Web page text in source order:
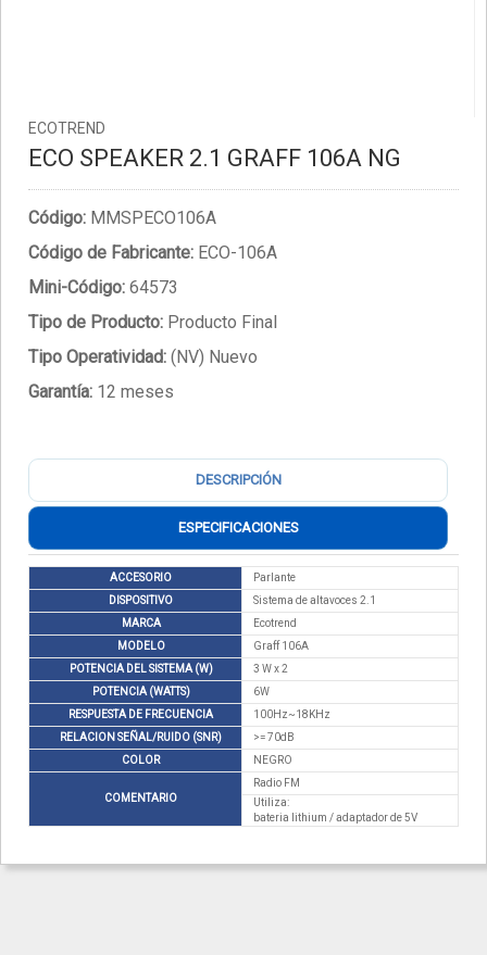
ECOTREND
ECO SPEAKER 2.1 GRAFF 106A NG
Código: MMSPECO106A
Código de Fabricante: ECO-106A
Mini-Código: 64573
Tipo de Producto: Producto Final
Tipo Operatividad: (NV) Nuevo
Garantía: 12 meses
DESCRIPCIÓN
ESPECIFICACIONES
ACCESORIO
Parlante
DISPOSITIVO
Sistema de altavoces 2.1
MARCA
Ecotrend
MODELO
Graff 106A
POTENCIA DEL SISTEMA (W)
3 W x 2
POTENCIA (WATTS)
6W
RESPUESTA DE FRECUENCIA
100Hz~18KHz
RELACION SEÑAL/RUIDO (SNR)
>= 70dB
COLOR
NEGRO
COMENTARIO
Radio FM
Utiliza:
bateria lithium / adaptador de 5V